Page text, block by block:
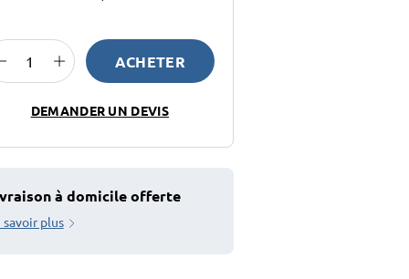
ACHETER
DEMANDER UN DEVIS
à domicile offerte
savoir plus